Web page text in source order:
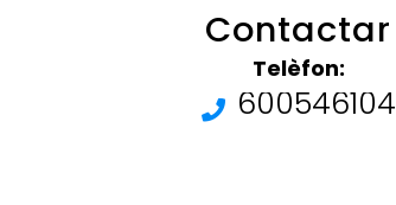
Contactar
Telèfon:
600546104